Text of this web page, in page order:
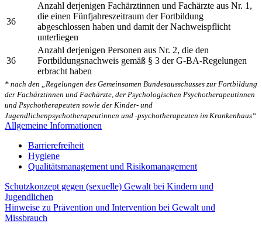
36
Anzahl derjenigen Fachärztinnen und Fachärzte aus Nr. 1,
die einen Fünfjahreszeitraum der Fortbildung
abgeschlossen haben und damit der Nachweispflicht
unterliegen
36
Anzahl derjenigen Personen aus Nr. 2, die den
Fortbildungsnachweis gemäß § 3 der G-BA-Regelungen
erbracht haben
* nach den „Regelungen des Gemeinsamen Bundesausschusses zur Fortbildung
der Fachärztinnen und Fachärzte, der Psychologischen Psychotherapeutinnen
und Psychotherapeuten sowie der Kinder- und
Jugendlichenpsychotherapeutinnen und -psychotherapeuten im Krankenhaus“
Allgemeine Informationen
Barrierefreiheit
Hygiene
Qualitätsmanagement und Risikomanagement
Schutzkonzept gegen (sexuelle) Gewalt bei Kindern und
Jugendlichen
Hinweise zu Prävention und Intervention bei Gewalt und
Missbrauch